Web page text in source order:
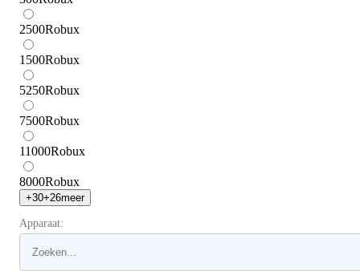
2500Robux
1500Robux
5250Robux
7500Robux
11000Robux
8000Robux
+30+26meer
Apparaat: